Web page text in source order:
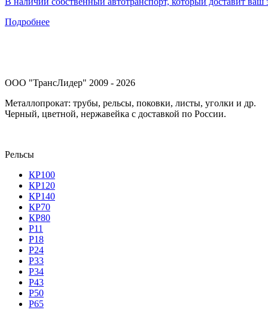
Подробнее
ООО "ТрансЛидер" 2009 - 2026
Металлопрокат: трубы, рельсы, поковки, листы, уголки и др.
Черный, цветной, нержавейка с доставкой по России.
Рельсы
КР100
КР120
КР140
КР70
КР80
Р11
Р18
Р24
Р33
Р34
Р43
Р50
Р65